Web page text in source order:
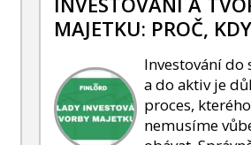
MAJETKU: PROČ,
Investování do
a do aktiv je
proces,
nemusíme